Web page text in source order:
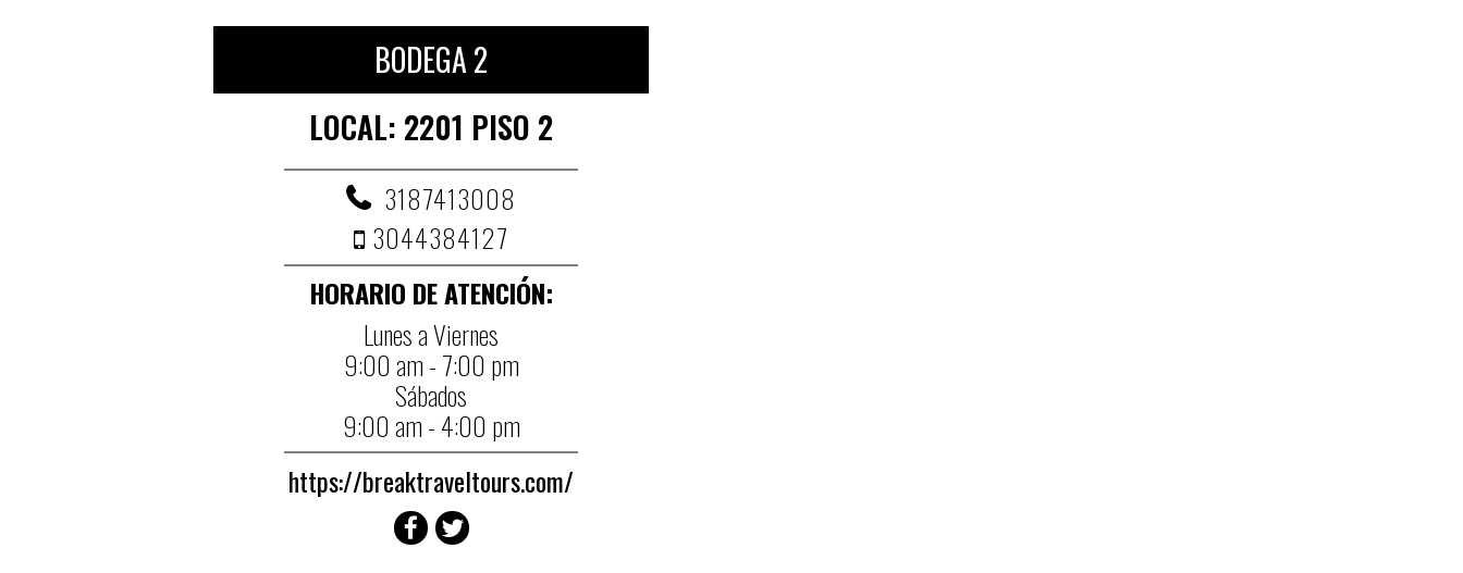
BODEGA 2
LOCAL: 2201 PISO 2
3187413008
3044384127
HORARIO DE ATENCIÓN:
Lunes a Viernes
9:00 am - 7:00 pm
Sábados
9:00 am - 4:00 pm
https://breaktraveltours.com/